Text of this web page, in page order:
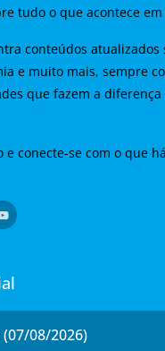
tudo o que acontece em
conteúdos
e muito mais, sempre
que fazem a diferença
e conecte-se com o que
08/2026)